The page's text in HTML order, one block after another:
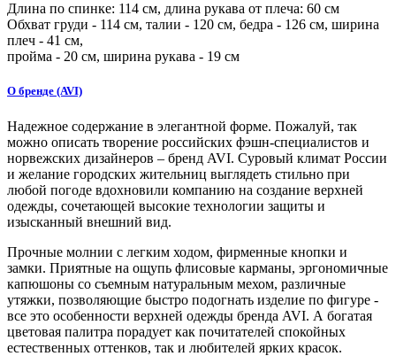
Длина по спинке: 114 см, длина рукава от плеча: 60 см
Обхват груди - 114 см, талии - 120 см, бедра - 126 см, ширина
плеч - 41 см,
пройма - 20 см, ширина рукава - 19 см
О бренде (AVI)
Надежное содержание в элегантной форме. Пожалуй, так
можно описать творение российских фэшн-специалистов и
норвежских дизайнеров – бренд AVI. Суровый климат России
и желание городских жительниц выглядеть стильно при
любой погоде вдохновили компанию на создание верхней
одежды, сочетающей высокие технологии защиты и
изысканный внешний вид.
Прочные молнии с легким ходом, фирменные кнопки и
замки. Приятные на ощупь флисовые карманы, эргономичные
капюшоны со съемным натуральным мехом, различные
утяжки, позволяющие быстро подогнать изделие по фигуре -
все это особенности верхней одежды бренда AVI. А богатая
цветовая палитра порадует как почитателей спокойных
естественных оттенков, так и любителей ярких красок.